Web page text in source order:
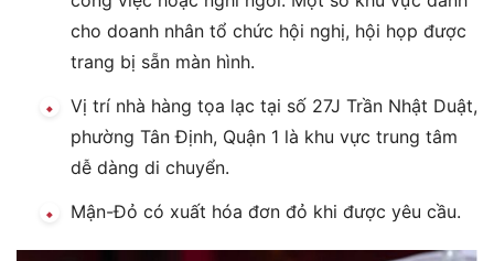
cho doanh nhân tổ chức hội nghị, hội họp được
trang bị sẵn màn hình.
Vị trí nhà hàng tọa lạc tại số 27J Trần Nhật Duật,
phường Tân Định, Quận 1 là khu vực trung tâm
dễ dàng di chuyển.
Mận-Đỏ có xuất hóa đơn đỏ khi được yêu cầu.